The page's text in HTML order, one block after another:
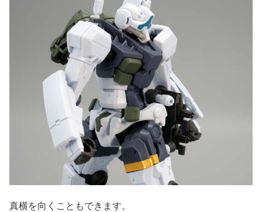
真横を向くこともできます。